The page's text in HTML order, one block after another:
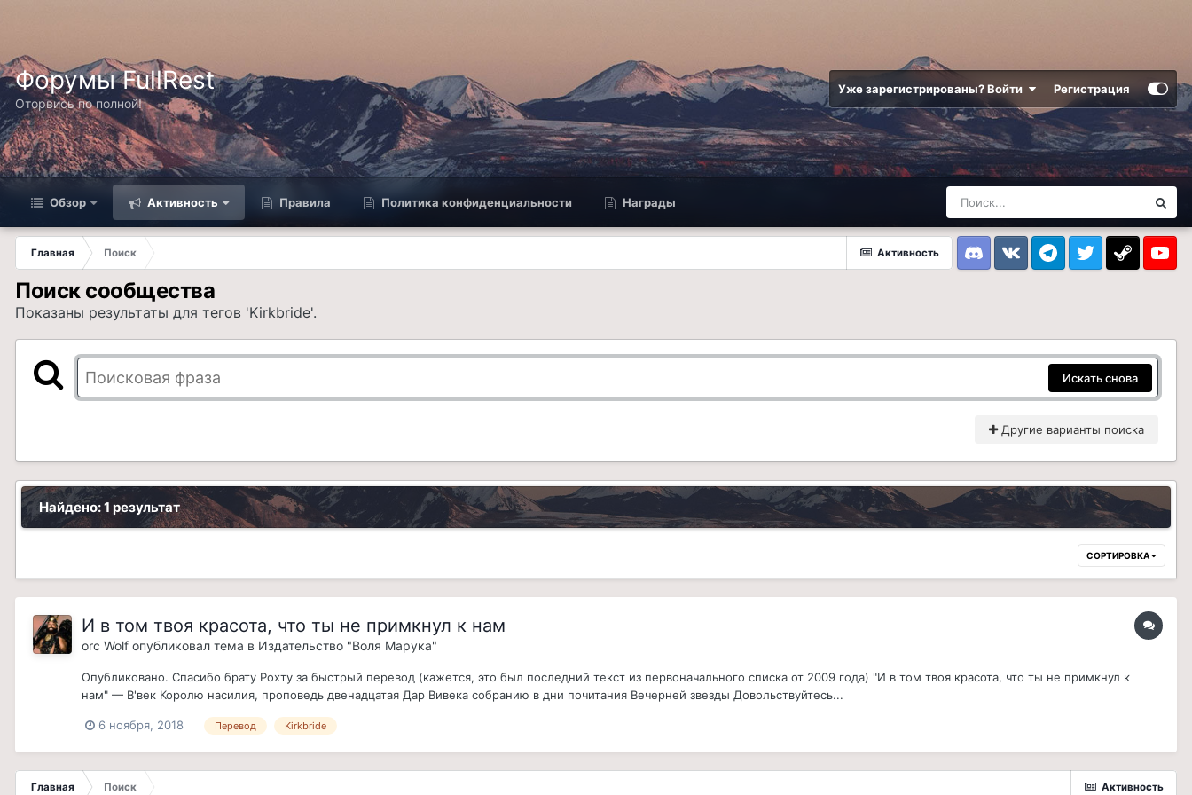
Форумы FullRest
Оторвись по полной!
Уже зарегистрированы? Войти Регистрация
Обзор Активность Правила Политика конфиденциальности Награды
Активность
Главная
Поиск
DiscordVK TelegramTwitter Steam
Поиск сообщества
Показаны результаты для тегов 'Kirkbride'.
Искать снова
Другие варианты поиска
Найдено: 1 результат
СОРТИРОВКА
И в том твоя красота, что ты не примкнул к нам
orc Wolf опубликовал тема в Издательство "Воля Марука"
Опубликовано. Спасибо брату Рохту за быстрый перевод (кажется, это был последний текст из первоначального списка от 2009 года) "И в том твоя красота, что ты не примкнул к
нам" — В'век Королю насилия, проповедь двенадцатая Дар Вивека собранию в дни почитания Вечерней звезды Довольствуйтесь...
6 ноября, 2018 Перевод Kirkbride
Активность
Главная Поиск